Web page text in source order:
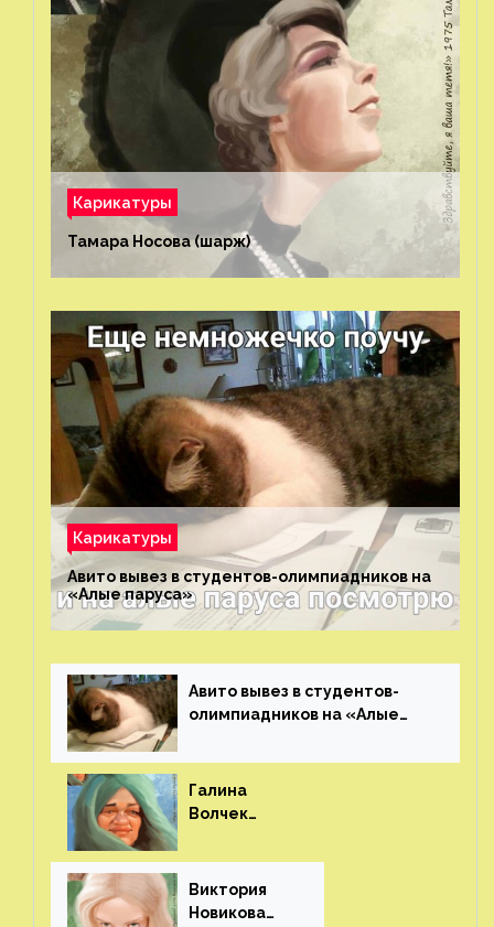
Карикатуры
Тамара Носова (шарж)⁠⁠
Карикатуры
Авито вывез в студентов-олимпиадников на
«Алые паруса»⁠⁠
Авито вывез в студентов-
олимпиадников на «Алые
Галина
Волчек
Виктория
Новикова